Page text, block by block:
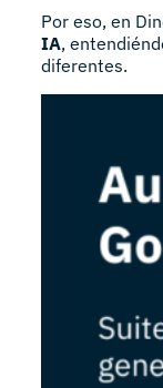
Por eso, en
IA,
diferentes.